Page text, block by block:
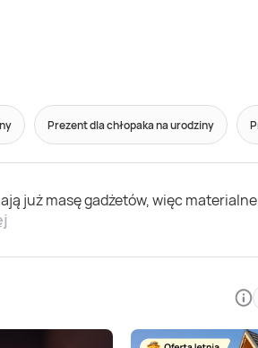
Prezent dla chłopaka na urodziny
już masę gadżetów, więc